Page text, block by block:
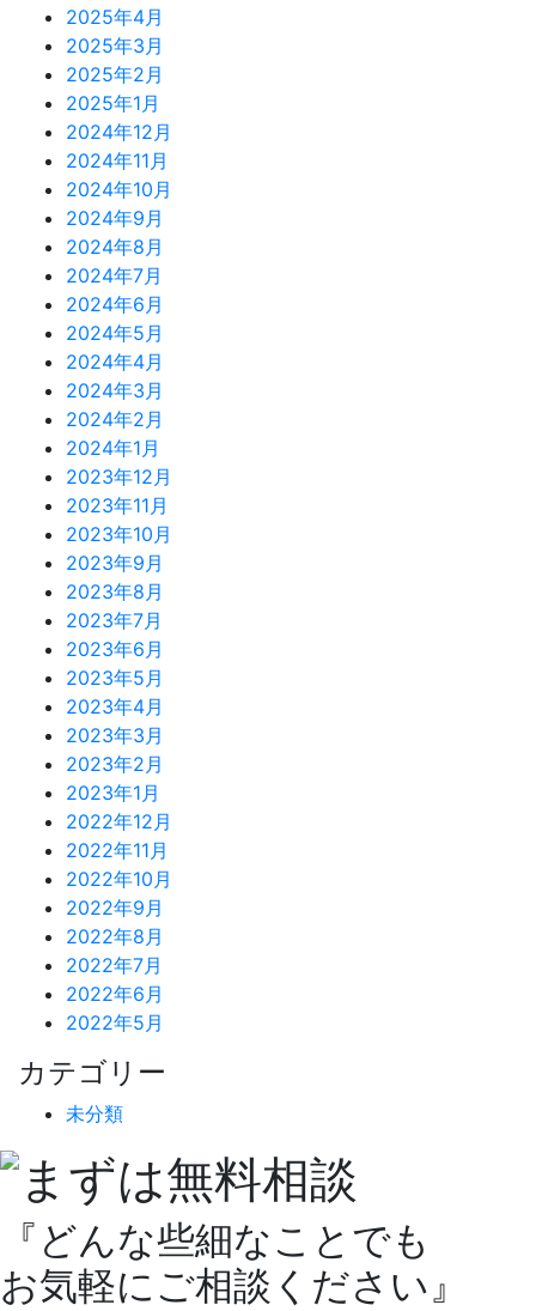
2025年4月
2025年3月
2025年2月
2025年1月
2024年12月
2024年11月
2024年10月
2024年9月
2024年8月
2024年7月
2024年6月
2024年5月
2024年4月
2024年3月
2024年2月
2024年1月
2023年12月
2023年11月
2023年10月
2023年9月
2023年8月
2023年7月
2023年6月
2023年5月
2023年4月
2023年3月
2023年2月
2023年1月
2022年12月
2022年11月
2022年10月
2022年9月
2022年8月
2022年7月
2022年6月
2022年5月
カテゴリー
未分類
『どんな些細なことでも
お気軽にご相談ください』